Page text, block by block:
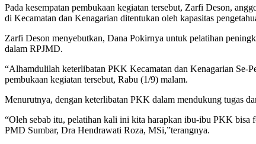
Pada kesempatan pembukaan kegiatan tersebut, Zarfi Deson,
di Kecamatan dan Kenagarian ditentukan oleh kapasitas
Zarfi Deson menyebutkan, Dana Pokirnya untuk pelatihan
dalam RPJMD.
“Alhamdulilah keterlibatan PKK Kecamatan dan Kenagarian Se-
pembukaan kegiatan tersebut, Rabu (1/9) malam.
Menurutnya, dengan keterlibatan PKK dalam mendukung tugas
“Oleh sebab itu, pelatihan kali ini kita harapkan ibu-ibu PKK
PMD Sumbar, Dra Hendrawati Roza, MSi,”terangnya.